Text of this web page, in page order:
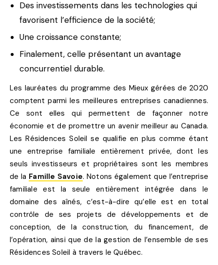
Des investissements dans les technologies qui
favorisent l’efficience de la société;
Une croissance constante;
Finalement, celle présentant un avantage
concurrentiel durable.
Les lauréates du programme des Mieux gérées de 2020
comptent parmi les meilleures entreprises canadiennes.
Ce sont elles qui permettent de façonner notre
économie et de promettre un avenir meilleur au Canada.
Les Résidences Soleil se qualifie en plus comme étant
une entreprise familiale entièrement privée, dont les
seuls investisseurs et propriétaires sont les membres
de la Famille Savoie. Notons également que l’entreprise
familiale est la seule entièrement intégrée dans le
domaine des aînés, c’est-à-dire qu’elle est en total
contrôle de ses projets de développements et de
conception, de la construction, du financement, de
l’opération, ainsi que de la gestion de l’ensemble de ses
Résidences Soleil à travers le Québec.